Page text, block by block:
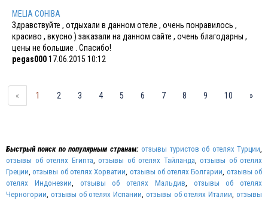
MELIA COHIBA
Здравствуйте , отдыхали в данном отеле , очень понравилось ,
красиво , вкусно ) заказали на данном сайте , очень благодарны ,
цены не большие . Спасибо!
pegas00017.06.2015 10:12
« 1 2 3 4 5 6 7 8 9 10 »
Быстрый поиск по популярным странам: отзывы туристов об отелях Турции
отзывы об отелях Египта отзывы об отелях Тайланда отзывы об отелях
Греции ,отзывы об отелях Хорватии отзывы об отелях Болгарии отзывы об
отелях Индонезии
отзывы об отелях Мальдив
отзывы об отелях
Черногории отзывы об отелях Испании отзывы об отелях Италии ,отзывы